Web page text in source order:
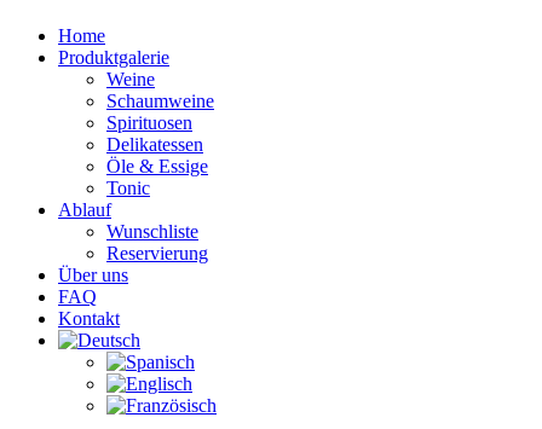
Home
Produktgalerie
Weine
Schaumweine
Spirituosen
Delikatessen
Öle & Essige
Tonic
Ablauf
Wunschliste
Reservierung
Über uns
FAQ
Kontakt